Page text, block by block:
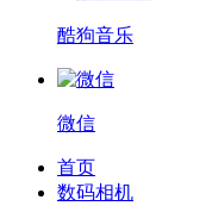
酷狗音乐
微信
首页
数码相机